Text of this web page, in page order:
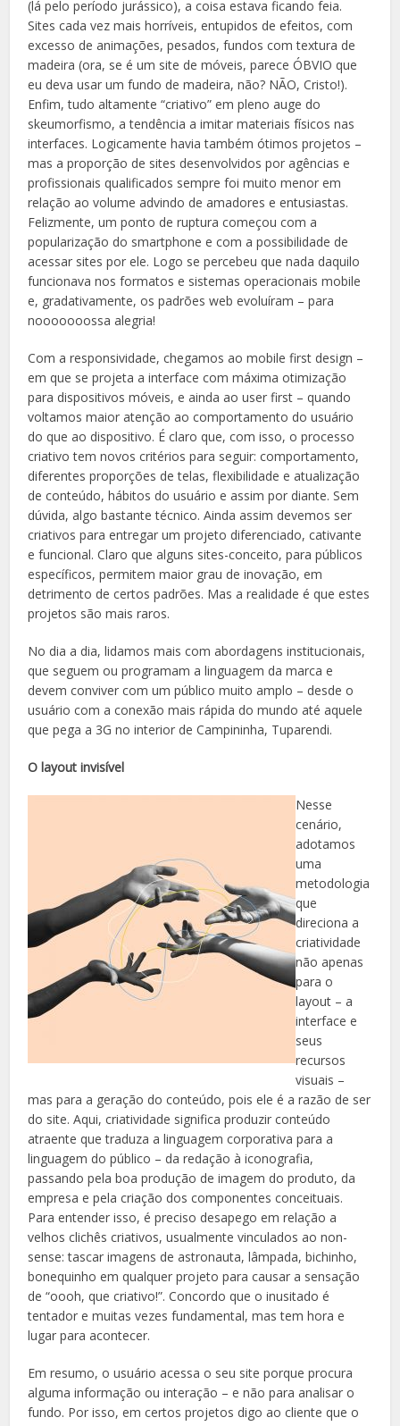
(lá pelo período jurássico), a coisa estava ficando feia.
Sites cada vez mais horríveis, entupidos de efeitos, com
excesso de animações, pesados, fundos com textura de
madeira (ora, se é um site de móveis, parece ÓBVIO que
eu deva usar um fundo de madeira, não? NÃO, Cristo!).
Enfim, tudo altamente “criativo” em pleno auge do
skeumorfismo, a tendência a imitar materiais físicos nas
interfaces. Logicamente havia também ótimos projetos –
mas a proporção de sites desenvolvidos por agências e
profissionais qualificados sempre foi muito menor em
relação ao volume advindo de amadores e entusiastas.
Felizmente, um ponto de ruptura começou com a
popularização do smartphone e com a possibilidade de
acessar sites por ele. Logo se percebeu que nada daquilo
funcionava nos formatos e sistemas operacionais mobile
e, gradativamente, os padrões web evoluíram – para
nooooooossa alegria!
Com a responsividade, chegamos ao mobile first design –
em que se projeta a interface com máxima otimização
para dispositivos móveis, e ainda ao user first – quando
voltamos maior atenção ao comportamento do usuário
do que ao dispositivo. É claro que, com isso, o processo
criativo tem novos critérios para seguir: comportamento,
diferentes proporções de telas, flexibilidade e atualização
de conteúdo, hábitos do usuário e assim por diante. Sem
dúvida, algo bastante técnico. Ainda assim devemos ser
criativos para entregar um projeto diferenciado, cativante
e funcional. Claro que alguns sites-conceito, para públicos
específicos, permitem maior grau de inovação, em
detrimento de certos padrões. Mas a realidade é que estes
projetos são mais raros.
No dia a dia, lidamos mais com abordagens institucionais,
que seguem ou programam a linguagem da marca e
devem conviver com um público muito amplo – desde o
usuário com a conexão mais rápida do mundo até aquele
que pega a 3G no interior de Campininha, Tuparendi.
O layout invisível
Nesse
cenário,
adotamos
uma
metodologia
que
direciona a
criatividade
não apenas
para o
layout – a
interface e
seus
recursos
visuais –
mas para a geração do conteúdo, pois ele é a razão de ser
do site. Aqui, criatividade significa produzir conteúdo
atraente que traduza a linguagem corporativa para a
linguagem do público – da redação à iconografia,
passando pela boa produção de imagem do produto, da
empresa e pela criação dos componentes conceituais.
Para entender isso, é preciso desapego em relação a
velhos clichês criativos, usualmente vinculados ao non-
sense: tascar imagens de astronauta, lâmpada, bichinho,
bonequinho em qualquer projeto para causar a sensação
de “oooh, que criativo!”. Concordo que o inusitado é
tentador e muitas vezes fundamental, mas tem hora e
lugar para acontecer.
Em resumo, o usuário acessa o seu site porque procura
alguma informação ou interação – e não para analisar o
fundo. Por isso, em certos projetos digo ao cliente que o